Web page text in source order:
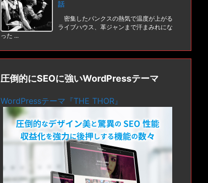
話
密集したパンクスの熱気で温度が上がる
ライブハウス、革ジャンまで汗まみれにな
った ...
圧倒的にSEOに強いWordPressテーマ
WordPressテーマ『THE THOR』